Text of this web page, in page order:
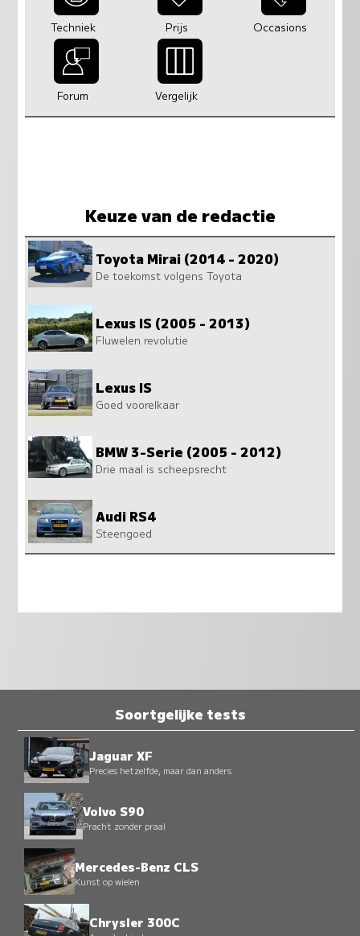
Techniek Prijs Occasions
Forum Vergelijk
Keuze van de redactie
Toyota Mirai (2014 - 2020)
De toekomst volgens Toyota
Lexus IS (2005 - 2013)
Fluwelen revolutie
Lexus IS
Goed voorelkaar
BMW 3-Serie (2005 - 2012)
Drie maal is scheepsrecht
Audi RS4
Steengoed
Soortgelijke tests
Jaguar XF
Precies hetzelfde, maar dan anders
Volvo S90
Pracht zonder praal
Mercedes-Benz CLS
Kunst op wielen
Chrysler 300C